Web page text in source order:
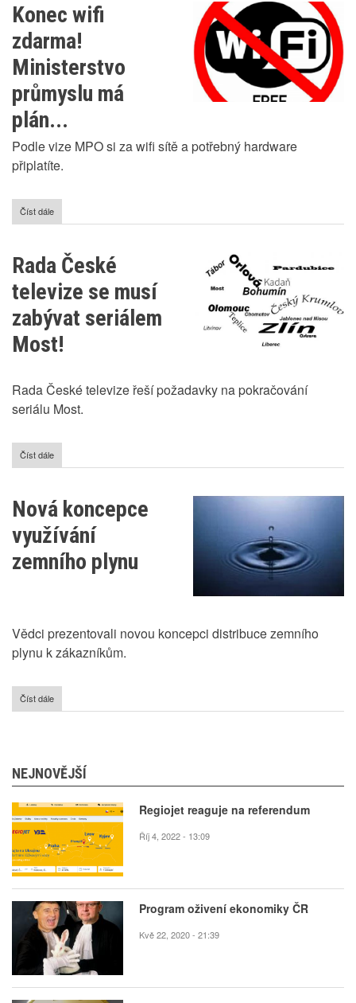
mohou
brzy
Dočkáme
Konec wifi
zdarma!
Ministerstvo
průmyslu má
plán...
Podle vize MPO si za wifi sítě a potřebný hardware
připlatíte.
Číst dále
Konec
zdarma!
Ministerstvo
průmyslu
má
Rada České
televize se musí
zabývat seriálem
Most!
Rada České televize řeší požadavky na pokračování
seriálu Most.
Číst dále
Rada
se
zabývat
Most!
Nová koncepce
využívání
zemního plynu
Vědci prezentovali novou koncepci distribuce zemního
plynu k zákazníkům.
Číst dále
Nová
plynu
NEJNOVĚJŠÍ
Regiojet reaguje na referendum
Říj 4, 2022 - 13:09
Program oživení ekonomiky ČR
Kvě 22, 2020 - 21:39